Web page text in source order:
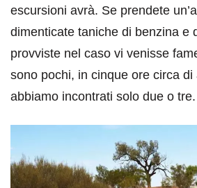
escursioni avrà. Se prendete
dimenticate taniche di benzina e
provviste nel caso vi venisse
sono pochi, in cinque ore circa di
abbiamo incontrati solo due o tre.